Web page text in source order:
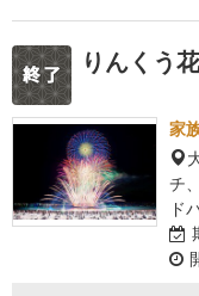
りんくう
家
チ
ド